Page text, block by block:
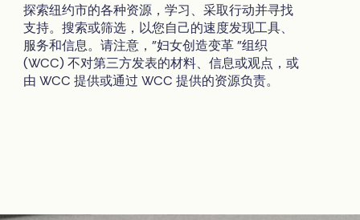
探索纽约市的各种资源，学习、采取行动并寻找
支持。搜索或筛选，以您自己的速度发现工具、
服务和信息。请注意，"妇女创造变革 "组织
(WCC) 不对第三方发表的材料、信息或观点，或
由 WCC 提供或通过 WCC 提供的资源负责。